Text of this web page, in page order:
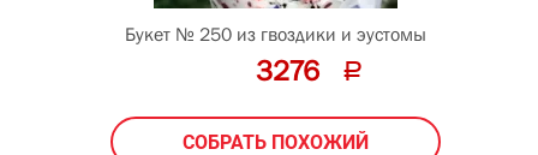
Букет № 250 из гвоздики и эустомы
3276
СОБРАТЬ ПОХОЖИЙ